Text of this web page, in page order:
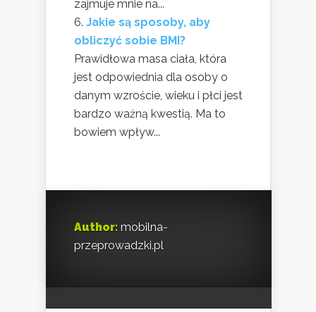
zajmuje mnie na...
Jakie są sposoby, aby
obliczyć sobie BMI?
Prawidłowa masa ciała, która
jest odpowiednia dla osoby o
danym wzroście, wieku i płci jest
bardzo ważną kwestią. Ma to
bowiem wpływ...
Author: mobilna-
przeprowadzki.pl